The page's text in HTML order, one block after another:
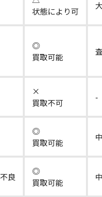
状態により可
◎
買取可能
×
買取不可
-
◎
買取可能
良
◎
買取可能